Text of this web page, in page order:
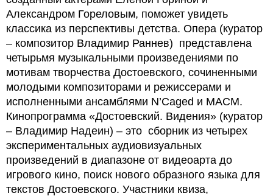
Александром Гореловым, поможет увидеть
классика из перспективы детства. Опера (куратор
– композитор Владимир Раннев) представлена
четырьмя музыкальными произведениями по
мотивам творчества Достоевского, сочиненными
молодыми композиторами и режиссерами и
исполненными ансамблями N’Caged и МАСМ.
Кинопрограмма «Достоевский. Видения» (куратор
– Владимир Надеин) – это сборник из четырех
экспериментальных аудиовизуальных
произведений в диапазоне от видеоарта до
игрового кино, поиск нового образного языка для
текстов Достоевского. Участники квиза,